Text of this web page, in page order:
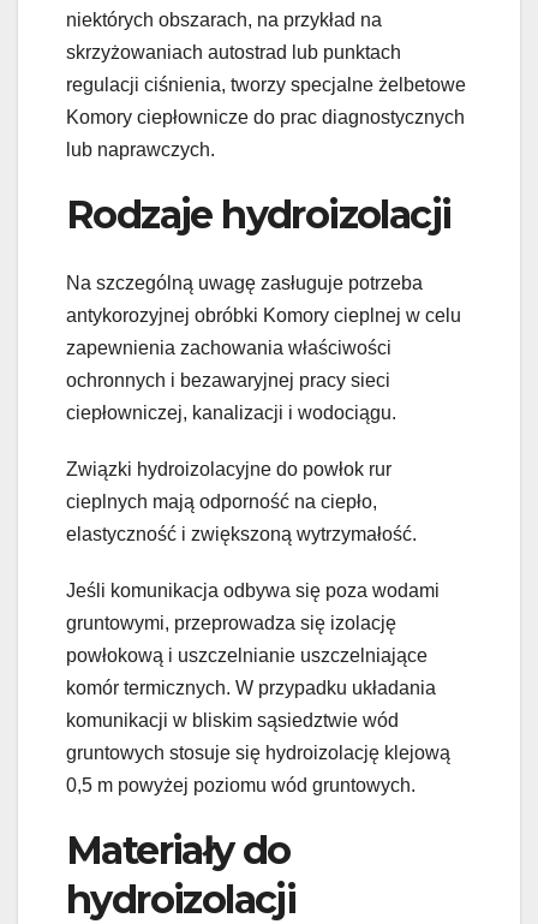
niektórych obszarach, na przykład na
skrzyżowaniach autostrad lub punktach
regulacji ciśnienia, tworzy specjalne żelbetowe
Komory ciepłownicze do prac diagnostycznych
lub naprawczych.
Rodzaje hydroizolacji
Na szczególną uwagę zasługuje potrzeba
antykorozyjnej obróbki Komory cieplnej w celu
zapewnienia zachowania właściwości
ochronnych i bezawaryjnej pracy sieci
ciepłowniczej, kanalizacji i wodociągu.
Związki hydroizolacyjne do powłok rur
cieplnych mają odporność na ciepło,
elastyczność i zwiększoną wytrzymałość.
Jeśli komunikacja odbywa się poza wodami
gruntowymi, przeprowadza się izolację
powłokową i uszczelnianie uszczelniające
komór termicznych. W przypadku układania
komunikacji w bliskim sąsiedztwie wód
gruntowych stosuje się hydroizolację klejową
0,5 m powyżej poziomu wód gruntowych.
Materiały do
hydroizolacji